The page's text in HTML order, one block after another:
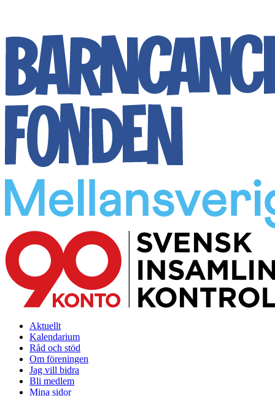
Aktuellt
Kalendarium
Råd och stöd
Om föreningen
Jag vill bidra
Bli medlem
Mina sidor